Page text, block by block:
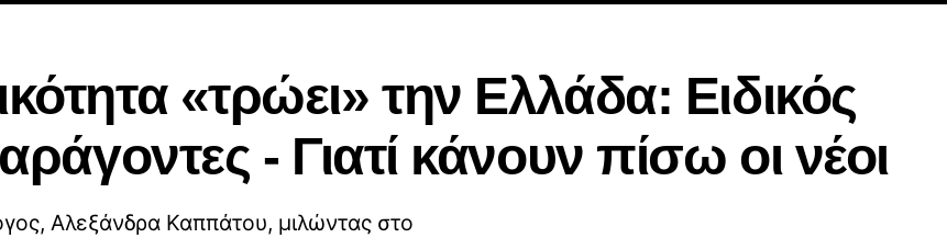
«τρώει» την Ελλάδα: Ειδικός
- Γιατί κάνουν πίσω οι νέοι
Αλεξάνδρα Καππάτου, μιλώντας στο